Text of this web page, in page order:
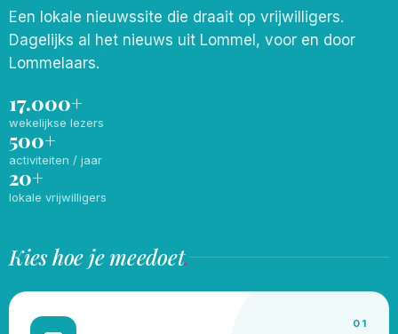
Een lokale nieuwssite die draait op vrijwilligers.
Dagelijks al het nieuws uit Lommel, voor en door
Lommelaars.
17.000+
wekelijkse lezers
500+
activiteiten / jaar
20+
lokale vrijwilligers
Kies hoe je meedoet.
01